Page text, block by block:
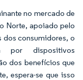
no mercado de
Norte, apoiado pelo
dos consumidores, o
dispositivos
dos benefícios que
espera-se que isso